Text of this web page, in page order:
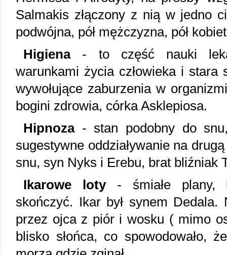
Salmakis złączony z nią w jedno
podwójna, pół mężczyzna, pół
Higiena- to część nauki
warunkami życia człowieka i
wywołujące zaburzenia w
bogini zdrowia, córka Asklepiosa.
Hipnoza - stan podobny do
sugestywne oddziaływanie na
snu, syn Nyks i Erebu, brat bliźniak
Ikarowe loty- śmiałe plany,
skończyć. Ikar był synem Dedala.
przez ojca z piór i wosku ( mimo
blisko słońca, co spowodowało,